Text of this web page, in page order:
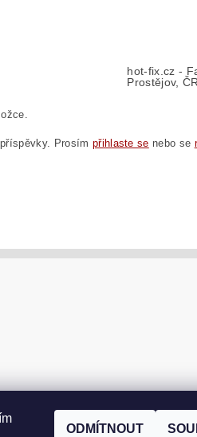
hot-fix.cz -
Prostějov,
Prosím přihlaste se nebo se
ODMÍTNOUT